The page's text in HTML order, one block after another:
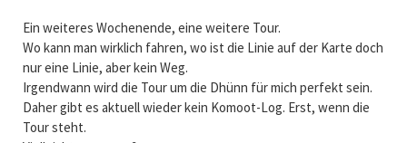
Ein weiteres Wochenende, eine weitere Tour.
Wo kann man wirklich fahren, wo ist die Linie auf der Karte doch
nur eine Linie, aber kein Weg.
Irgendwann wird die Tour um die Dhünn für mich perfekt sein.
Daher gibt es aktuell wieder kein Komoot-Log. Erst, wenn die
Tour steht.